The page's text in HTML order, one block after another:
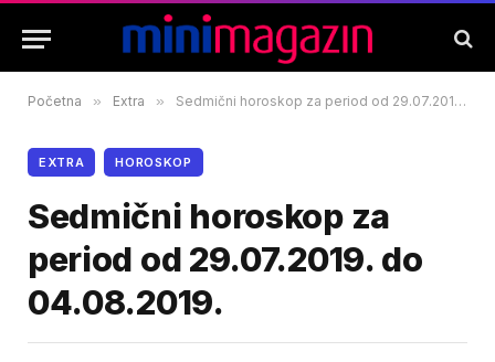
Početna » Extra » Sedmični horoskop za period od 29.07.2019. do 04.08.2019.
EXTRA HOROSKOP
Sedmični horoskop za
period od 29.07.2019. do
04.08.2019.